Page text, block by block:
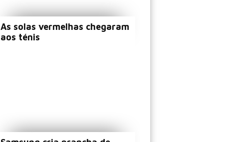
As solas vermelhas chegaram
aos ténis